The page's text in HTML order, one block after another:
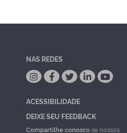
NAS REDES
ACESSIBILIDADE
DEIXE SEU FEEDBACK
Compartilhe conoscose nossos